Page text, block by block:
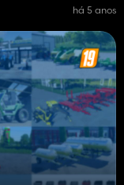
há 5 anos